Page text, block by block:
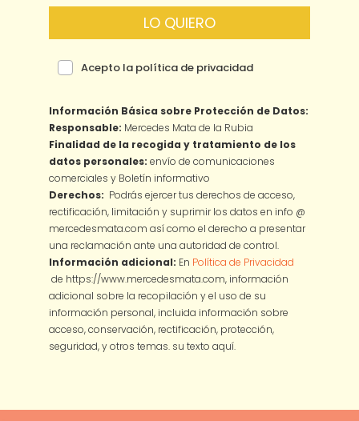
LO QUIERO
Acepto la política de privacidad
Información Básica sobre Protección de Datos:
Responsable: Mercedes Mata de la Rubia
Finalidad de la recogida y tratamiento de los
datos personales: envío de comunicaciones
comerciales y Boletín informativo
Derechos: Podrás ejercer tus derechos de acceso,
rectificación, limitación y suprimir los datos en info @
mercedesmata.com así como el derecho a presentar
una reclamación ante una autoridad de control.
Información adicional: En Política de Privacidad
de https://www.mercedesmata.com, información
adicional sobre la recopilación y el uso de su
información personal, incluida información sobre
acceso, conservación, rectificación, protección,
seguridad, y otros temas. su texto aquí.